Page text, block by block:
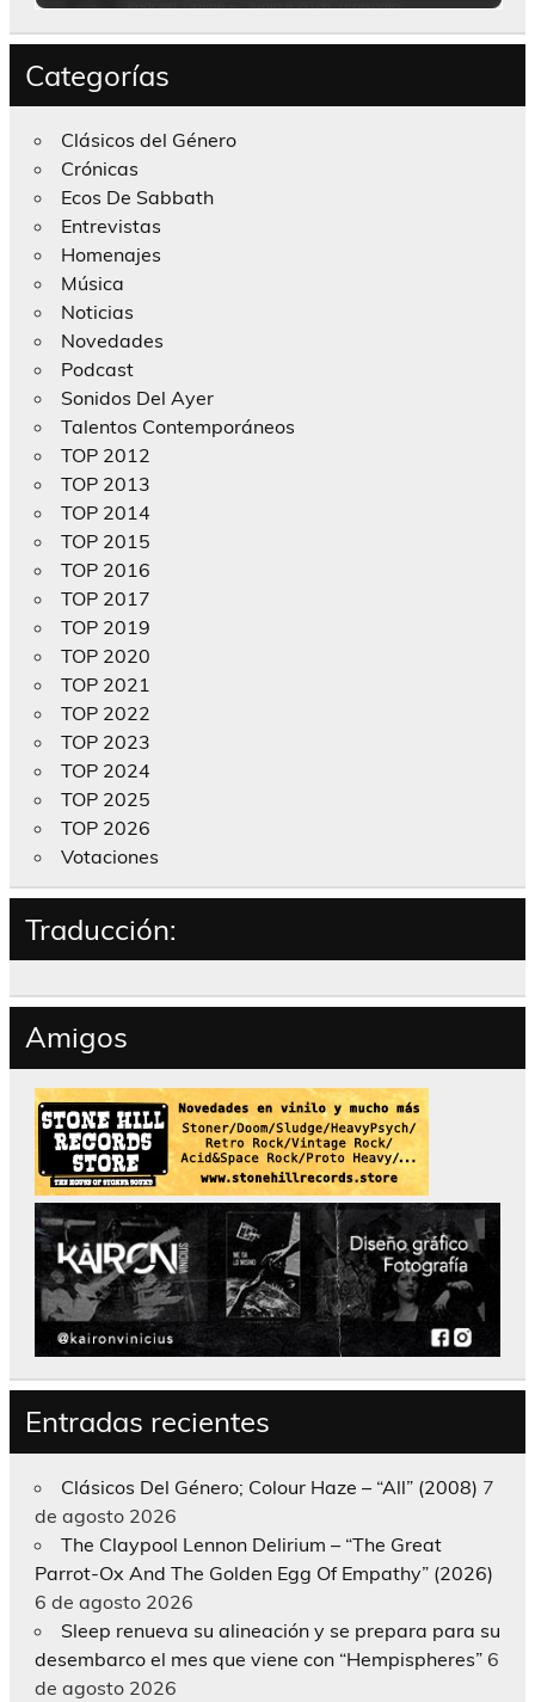
Categorías
Clásicos del Género
Crónicas
Ecos De Sabbath
Entrevistas
Homenajes
Música
Noticias
Novedades
Podcast
Sonidos Del Ayer
Talentos Contemporáneos
TOP 2012
TOP 2013
TOP 2014
TOP 2015
TOP 2016
TOP 2017
TOP 2019
TOP 2020
TOP 2021
TOP 2022
TOP 2023
TOP 2024
TOP 2025
TOP 2026
Votaciones
Traducción:
Amigos
Entradas recientes
Clásicos Del Género; Colour Haze – “All” (2008) 7
de agosto 2026
The Claypool Lennon Delirium – “The Great
Parrot-Ox And The Golden Egg Of Empathy” (2026)
6 de agosto 2026
Sleep renueva su alineación y se prepara para su
desembarco el mes que viene con “Hempispheres” 6
de agosto 2026